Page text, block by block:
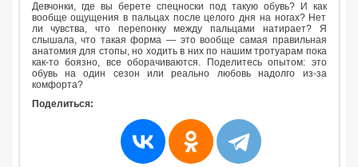
Девчонки, где вы берете спецноски под такую обувь? И как
вообще ощущения в пальцах после целого дня на ногах? Нет
ли чувства, что перепонку между пальцами натирает? Я
слышала, что такая форма — это вообще самая правильная
анатомия для стопы, но ходить в них по нашим тротуарам пока
как-то боязно, все оборачиваются. Поделитесь опытом: это
обувь на один сезон или реально любовь надолго из-за
комфорта?
Поделиться: